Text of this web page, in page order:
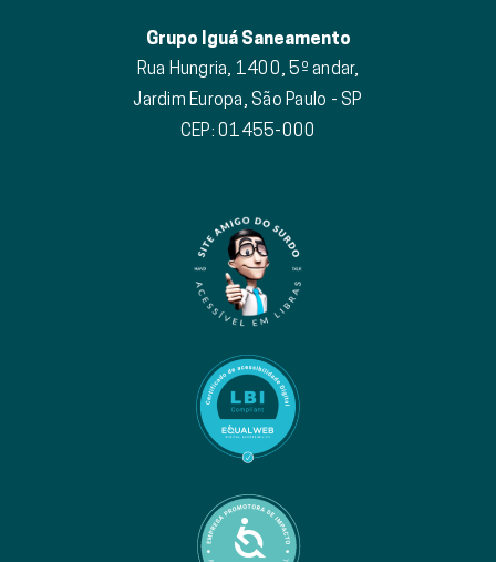
Grupo Iguá Saneamento
Rua Hungria, 1400, 5º andar,
Jardim Europa, São Paulo - SP
CEP: 01455-000